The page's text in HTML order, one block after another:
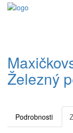
Železný
Podrobnosti